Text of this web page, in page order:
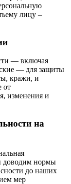
лицу –
— включая
— для защиты
кражи, и
от
изменения и
на
доводим нормы
до наших
мер